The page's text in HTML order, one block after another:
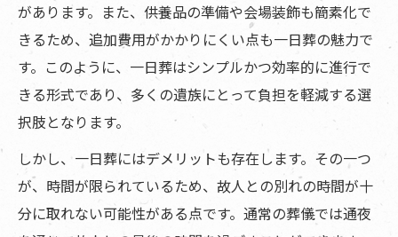
があります。また、供養品の準備や会場装飾も簡素化で
きるため、追加費用がかかりにくい点も一日葬の魅力で
す。このように、一日葬はシンプルかつ効率的に進行で
きる形式であり、多くの遺族にとって負担を軽減する選
択肢となります。
しかし、一日葬にはデメリットも存在します。その一つ
が、時間が限られているため、故人との別れの時間が十
分に取れない可能性がある点です。通常の葬儀では通夜